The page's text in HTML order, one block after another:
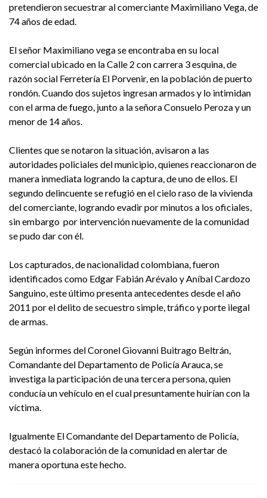
pretendieron secuestrar al comerciante Maximiliano Vega, de
74 años de edad.
El señor Maximiliano vega se encontraba en su local
comercial ubicado en la Calle 2 con carrera 3 esquina, de
razón social Ferretería El Porvenir, en la población de puerto
rondón. Cuando dos sujetos ingresan armados y lo intimidan
con el arma de fuego, junto a la señora Consuelo Peroza y un
menor de 14 años.
Clientes que se notaron la situación, avisaron a las
autoridades policiales del municipio, quienes reaccionaron de
manera inmediata logrando la captura, de uno de ellos. El
segundo delincuente se refugió en el cielo raso de la vivienda
del comerciante, logrando evadir por minutos a los oficiales,
sin embargo por intervención nuevamente de la comunidad
se pudo dar con él.
Los capturados, de nacionalidad colombiana, fueron
identificados como Edgar Fabián Arévalo y Aníbal Cardozo
Sanguino, este último presenta antecedentes desde el año
2011 por el delito de secuestro simple, tráfico y porte ilegal
de armas.
Según informes del Coronel Giovanni Buitrago Beltrán,
Comandante del Departamento de Policía Arauca, se
investiga la participación de una tercera persona, quien
conducía un vehículo en el cual presuntamente huirían con la
víctima.
Igualmente El Comandante del Departamento de Policía,
destacó la colaboración de la comunidad en alertar de
manera oportuna este hecho.